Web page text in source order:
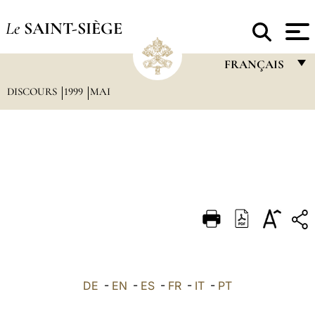
Le SAINT-SIÈGE
FRANÇAIS
DEUTSCH
العربيّة
DISCOURS 1999 MAI
DE - EN - ES - FR - IT - PT